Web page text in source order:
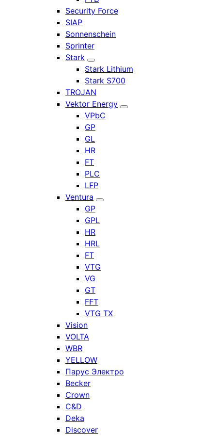
Security Force
SIAP
Sonnenschein
Sprinter
Stark
Stark Lithium
Stark S700
TROJAN
Vektor Energy
VPbC
GP
GL
HR
FT
PLC
LFP
Ventura
GP
GPL
HR
HRL
FT
VTG
VG
GT
FFT
VTG TX
Vision
VOLTA
WBR
YELLOW
Парус Электро
Becker
Crown
C&D
Deka
Discover